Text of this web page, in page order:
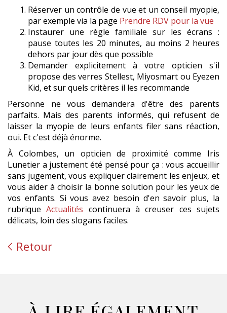
Réserver un contrôle de vue et un conseil myopie,
par exemple via la page Prendre RDV pour la vue
Instaurer une règle familiale sur les écrans :
pause toutes les 20 minutes, au moins 2 heures
dehors par jour dès que possible
Demander explicitement à votre opticien s'il
propose des verres Stellest, Miyosmart ou Eyezen
Kid, et sur quels critères il les recommande
Personne ne vous demandera d'être des parents
parfaits. Mais des parents informés, qui refusent de
laisser la myopie de leurs enfants filer sans réaction,
oui. Et c'est déjà énorme.
À Colombes, un opticien de proximité comme Iris
Lunetier a justement été pensé pour ça : vous accueillir
sans jugement, vous expliquer clairement les enjeux, et
vous aider à choisir la bonne solution pour les yeux de
vos enfants. Si vous avez besoin d'en savoir plus, la
rubriqueActualités continuera à creuser ces sujets
délicats, loin des slogans faciles.
Retour